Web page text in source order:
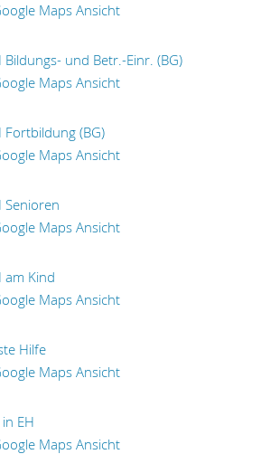
Maps Ansicht
Bildungs- und Betr.-Einr. (BG)
Maps Ansicht
Fortbildung (BG)
Maps Ansicht
Senioren
Maps Ansicht
am Kind
Maps Ansicht
Hilfe
Maps Ansicht
EH
Maps Ansicht